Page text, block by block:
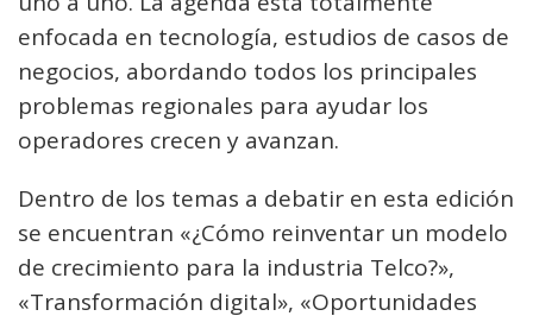
enfocada en tecnología, estudios de casos de
negocios, abordando todos los principales
problemas regionales para ayudar los
operadores crecen y avanzan.
Dentro de los temas a debatir en esta edición
se encuentran «¿Cómo reinventar un modelo
de crecimiento para la industria Telco?»,
«Transformación digital», «Oportunidades